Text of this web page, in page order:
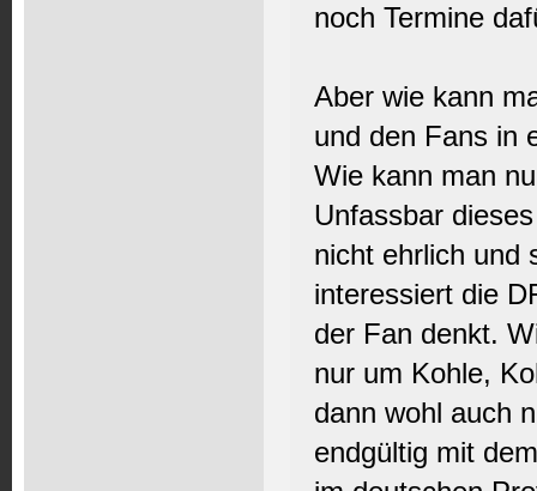
noch Termine
Aber wie kann
und den Fans in
Wie kann man
Unfassbar
nicht ehrlich und
interessiert die
der Fan denkt.
nur um Kohle,
dann wohl auch
endgültig mit